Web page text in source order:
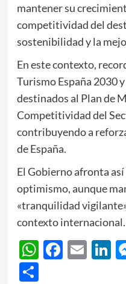
mantener su
competitividad del
sostenibilidad y la
En este contexto,
Turismo España 2030
destinados al Plan de
Competitividad del
contribuyendo a
de España.
El Gobierno afronta
optimismo, aunque
«tranquilidad
contexto internacional.
Share